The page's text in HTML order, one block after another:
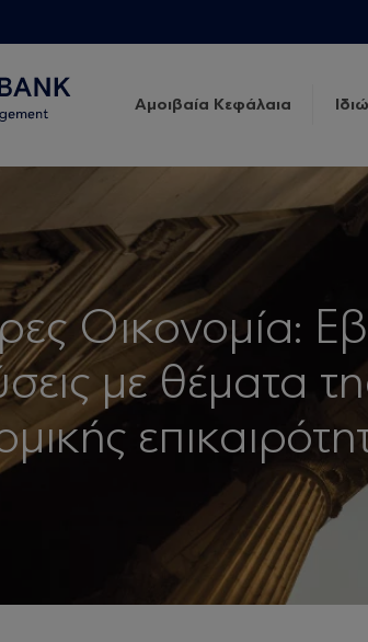
Αμοιβαία Κεφάλαια
Οικονομία:
με θέματα